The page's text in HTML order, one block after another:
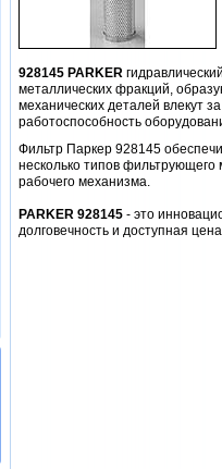
928145 PARKER
металлических фракций,
механических деталей влекут
работоспособность
Фильтр Паркер 928145
несколько типов фильтрующего
рабочего механизма.
PARKER 928145- это
долговечность и доступная